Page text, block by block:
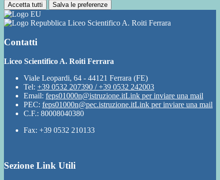
Accetta tutti Salva le preferenze
Liceo Scientifico A. Roiti Ferrara
Contatti
Liceo Scientifico A. Roiti Ferrara
Viale Leopardi, 64 - 44121 Ferrara (FE)
Tel: +39 0532 207390 / +39 0532 242003
Email: feps01000n@istruzione.itLink per inviare una mail
PEC: feps01000n@pec.istruzione.itLink per inviare una mail
C.F.: 80008040380
Fax: +39 0532 210133
Sezione Link Utili